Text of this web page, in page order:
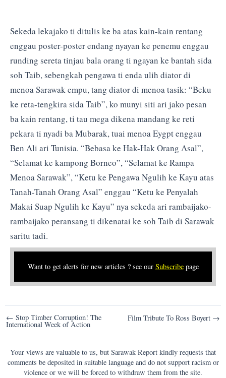
Sekeda lekajako ti ditulis ke ba atas kain-kain rentang
enggau poster-poster endang nyayan ke penemu enggau
runding sereta tinjau bala orang ti ngayan ke bantah sida
soh Taib, sebengkah pengawa ti enda ulih diator di
menoa Sarawak empu, tang diator di menoa tasik: “Beku
ke reta-tengkira sida Taib”, ko munyi siti ari jako pesan
ba kain rentang, ti tau mega dikena mandang ke reti
pekara ti nyadi ba Mubarak, tuai menoa Eygpt enggau
Ben Ali ari Tunisia. “Bebasa ke Hak-Hak Orang Asal”,
“Selamat ke kampong Borneo”, “Selamat ke Rampa
Menoa Sarawak”, “Ketu ke Pengawa Ngulih ke Kayu atas
Tanah-Tanah Orang Asal” enggau “Ketu ke Penyalah
Makai Suap Ngulih ke Kayu” nya sekeda ari rambaijako-
rambaijako peransang ti dikenatai ke soh Taib di Sarawak
saritu tadi.
Want to get alerts for new articles ? see our Subscribepage
Post
navigation
← Stop Timber Corruption! The
International Week of Action
Film Tribute To Ross Boyert →
Your views are valuable to us, but Sarawak Report kindly requests that
comments be deposited in suitable language and do not support racism or
violence or we will be forced to withdraw them from the site.